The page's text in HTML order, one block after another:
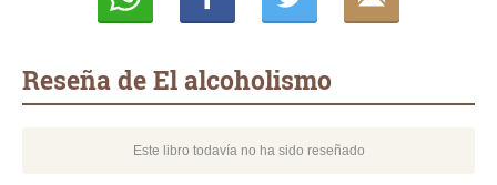
Reseña de El alcoholismo
Este libro todavía no ha sido reseñado